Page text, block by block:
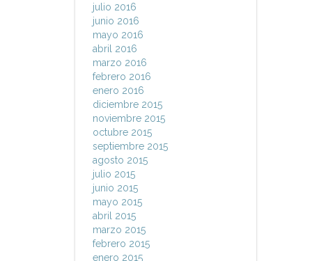
julio 2016
junio 2016
mayo 2016
abril 2016
marzo 2016
febrero 2016
enero 2016
diciembre 2015
noviembre 2015
octubre 2015
septiembre 2015
agosto 2015
julio 2015
junio 2015
mayo 2015
abril 2015
marzo 2015
febrero 2015
enero 2015